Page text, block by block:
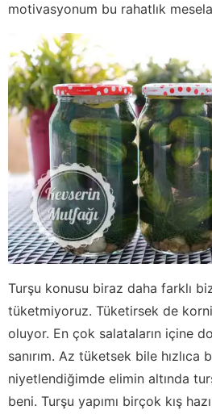
motivasyonum bu rahatlık
Turşu konusu biraz daha farklı
tüketmiyoruz. Tüketirsek de
oluyor. En çok salataların içine
sanırım. Az tüketsek bile hızlıca
niyetlendiğimde elimin altında
beni. Turşu yapımı birçok kış